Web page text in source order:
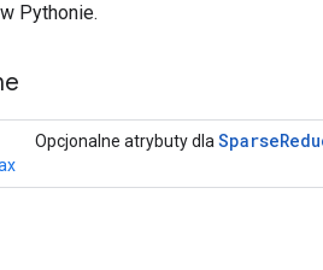
Pythonie.
Opcjonalne atrybuty dla Sparse